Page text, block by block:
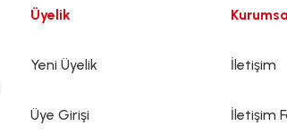
Üyelik
Yeni Üyelik
Üye Girişi
İletişim
İletişim